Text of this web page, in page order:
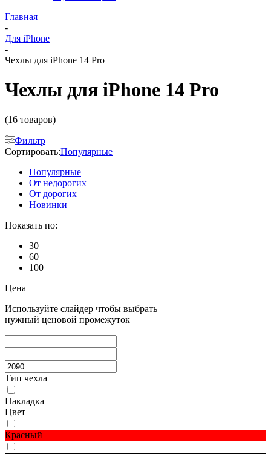
Главная
-
Для iPhone
-
Чехлы для iPhone 14 Pro
Чехлы для iPhone 14 Pro
(16 товаров)
Фильтр
Сортировать:Популярные
Популярные
От недорогих
От дорогих
Новинки
Показать по:
30
60
100
Цена
Используйте слайдер чтобы выбрать
нужный ценовой промежуток
Тип чехла
Накладка
Цвет
Красный